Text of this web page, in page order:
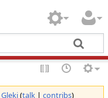
Gleki(talk| contribs)